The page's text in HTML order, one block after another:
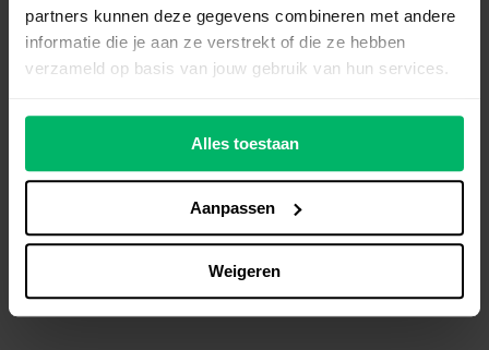
partners kunnen deze gegevens combineren met andere
informatie die je aan ze verstrekt of die ze hebben
verzameld op basis van jouw gebruik van hun services.
Alles toestaan
Aanpassen
Weigeren
Wat controleer je met de